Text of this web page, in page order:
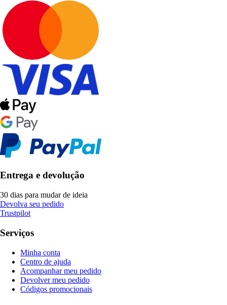
Entrega e devolução
30 dias para mudar de ideia
Devolva seu pedido
Trustpilot
Serviços
Minha conta
Centro de ajuda
Acompanhar meu pedido
Devolver meu pedido
Códigos promocionais